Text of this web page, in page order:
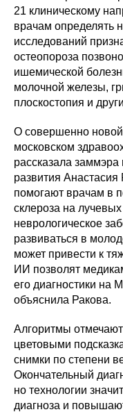
21 клиническому
врачам определять
исследований
остеопороза
ишемической
молочной железы,
плоскостопия и
О совершенно
московском
рассказала
развития Анастасия
помогают врачам в
склероза на
неврологическое
развиваться в
может привести к
ИИ позволят
его диагностики на
объяснила Ракова.
Алгоритмы
цветовыми
снимки по степени
Окончательный
но технологии
диагноза и